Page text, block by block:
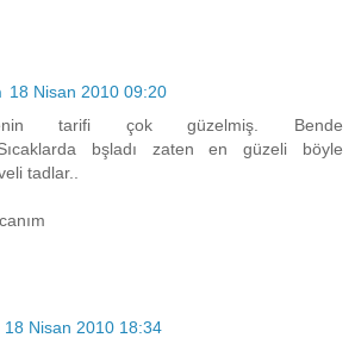
18 Nisan 2010 09:20
tarifi çok güzelmiş. Bende
bşladı zaten en güzeli böyle
tadlar..
18 Nisan 2010 18:34